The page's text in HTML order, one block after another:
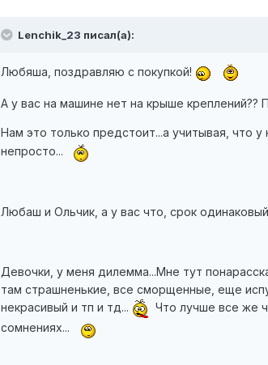
Lenchik_23 писал(а):
Любяша, поздравляю с покупкой!
А у вас на машине нет на крыше креплений??
Нам это только предстоит...а учитывая, что
непросто...
Любаш и Ольчик, а у вас что, срок
Девочки, у меня дилемма...Мне тут
там страшненькие, все сморщенные, еще
некрасивый и тп и тд...
Что лучше все же
сомнениях...